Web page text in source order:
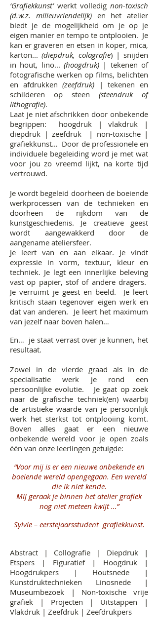
‘Grafiekkunst’werkt volledig non-toxisch
(d.w.z. milieuvriendelijk)en het atelier
biedt je de mogelijkheid om je op je
eigen manier en tempo te ontplooien. Je
kan er graveren en etsen in koper, mica,
karton... (diepdruk, colagrafie) | snijden
in hout, lino... (hoogdruk) | tekenen of
fotografische werken op films, belichten
en afdrukken(zeefdruk) | tekenen en
schilderen op steen (steendruk of
lithografie).
Laat je niet afschrikken door onbekende
begrippen: hoogdruk | vlakdruk |
diepdruk | zeefdruk | non-toxische |
grafiekkunst… Door de professionele en
individuele begeleiding word je met wat
voor jou zo vreemd lijkt, na korte tijd
vertrouwd.
Je wordt begeleid doorheen de boeiende
werkprocessen van de technieken en
doorheen de rijkdom van de
kunstgeschiedenis. Je creatieve geest
wordt aangewakkerd door de
aangename ateliersfeer.
Je leert van en aan elkaar. Je vindt
expressie in vorm, textuur, kleur en
techniek. Je legt een innerlijke beleving
vast op papier, stof of andere dragers.
Je verruimt je geest en beeld. Je leert
kritisch staan tegenover eigen werk en
dat van anderen. Je leert het maximum
van jezelf naar boven halen…
En… je staat verrast over je kunnen, het
resultaat.
Zowel in de vierde graad als in de
specialisatie werk je rond een
persoonlijke evolutie. Je gaat op zoek
naar de grafische techniek(en) waarbij
de artistieke waarde van je persoonlijk
werk het sterkst tot ontplooiing komt.
Boven alles gaat er een nieuwe
onbekende wereld voor je open zoals
één van onze leerlingen getuigde:
“Voor mij is er een nieuwe onbekende en
boeiende wereld opengegaan. Een wereld
die ik niet kende.
Mij geraak je binnen het atelier grafiek
nog niet meteen kwijt …”
Sylvie – eerstejaarsstudent grafiekkunst.
Abstract | Collografie | Diepdruk |
Etspers | Figuratief | Hoogdruk |
Hoogdrukpers | Houtsnede |
Kunstdruktechnieken Linosnede |
Museumbezoek | Non-toxische vrije
grafiek | Projecten | Uitstappen |
Vlakdruk | Zeefdruk | Zeefdrukpers